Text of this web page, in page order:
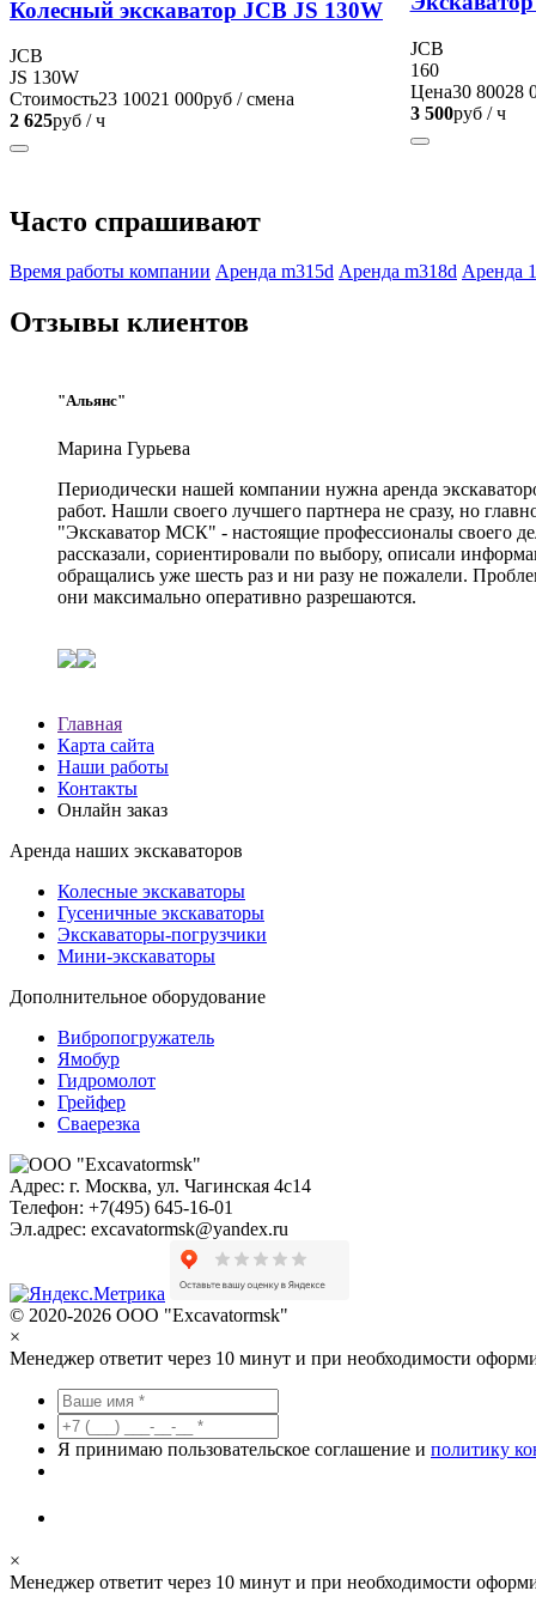
Колесный экскаватор JCB JS 130W
JCB
JS 130W
Стоимость23 10021 000руб / смена
2 625руб / ч
JCB
160
Цена30 80028
3 500руб / ч
Часто спрашивают
Время работы компании Аренда m315d Аренда m318d Аренда
Отзывы клиентов
"Альянс"
Марина Гурьева
Периодически нашей компании нужна аренда
работ. Нашли своего лучшего партнера не сразу, но
"Экскаватор МСК" - настоящие профессионалы своего
рассказали, сориентировали по выбору, описали
обращались уже шесть раз и ни разу не пожалели.
они максимально оперативно разрешаются.
Главная
Карта сайта
Наши работы
Контакты
Онлайн заказ
Аренда наших экскаваторов
Колесные экскаваторы
Гусеничные экскаваторы
Экскаваторы-погрузчики
Мини-экскаваторы
Дополнительное оборудование
Вибропогружатель
Ямобур
Гидромолот
Грейфер
Сваерезка
Адрес: г. Москва, ул. Чагинская 4с14
Телефон: +7(495) 645-16-01
Эл.адрес: excavatormsk@yandex.ru
© 2020-2026 ООО "Excavatormsk"
×
Менеджер ответит через 10 минут и при необходимости
Я принимаю пользовательское соглашение и политику
×
Менеджер ответит через 10 минут и при необходимости